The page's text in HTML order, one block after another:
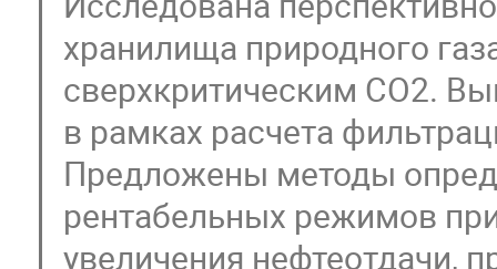
хранилища природного
сверхкритическим СО2.
в рамках расчета
Предложены методы
рентабельных режимов
увеличения нефтеотдачи,